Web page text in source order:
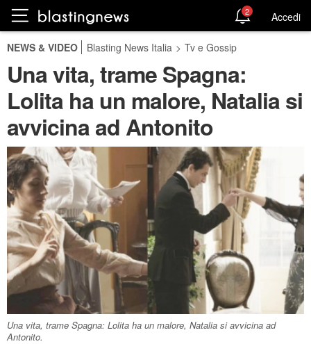
2 Accedi
NEWS & VIDEO Blasting News Italia > Tv e Gossip
Una vita, trame Spagna:
Lolita ha un malore, Natalia si
avvicina ad Antonito
Una vita, trame Spagna: Lolita ha un malore, Natalia si avvicina ad
Antonito.